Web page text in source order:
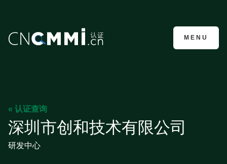
CMMI认证咨询
MENU
« 认证查询
深圳市创和技术有限公司
研发中心